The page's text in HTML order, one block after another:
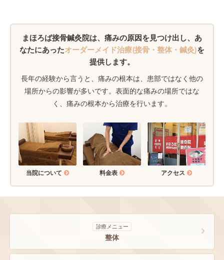
まほろば接骨鍼灸院は、 痛みの原因を見つけ出し、あ
なたにあったオーダーメイド治療(接骨・整体・鍼灸)を
提供します。
長年の経験から言うと、痛みの根本は、患部ではなく他の
場所からの影響が多いです。表面的な痛みの場所ではな
く、痛みの根本から治療を行います。
当院について 料金表 アクセス
診療メニュー
整体